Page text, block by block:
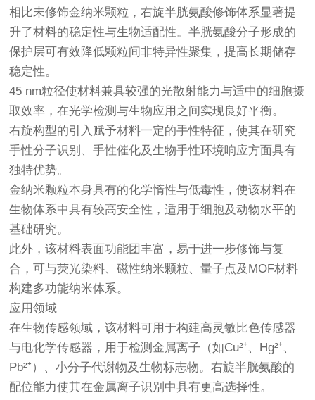
相比未修饰金纳米颗粒，右旋半胱氨酸修饰体系显著提
升了材料的稳定性与生物适配性。半胱氨酸分子形成的
保护层可有效降低颗粒间非特异性聚集，提高长期储存
稳定性。
45 nm粒径使材料兼具较强的光散射能力与适中的细胞摄
取效率，在光学检测与生物应用之间实现良好平衡。
右旋构型的引入赋予材料一定的手性特征，使其在研究
手性分子识别、手性催化及生物手性环境响应方面具有
独特优势。
金纳米颗粒本身具有的化学惰性与低毒性，使该材料在
生物体系中具有较高安全性，适用于细胞及动物水平的
基础研究。
此外，该材料表面功能团丰富，易于进一步修饰与复
合，可与荧光染料、磁性纳米颗粒、量子点及MOF材料
构建多功能纳米体系。
应用领域
在生物传感领域，该材料可用于构建高灵敏比色传感器
与电化学传感器，用于检测金属离子（如Cu²⁺、Hg²⁺、
Pb²⁺）、小分子代谢物及生物标志物。右旋半胱氨酸的
配位能力使其在金属离子识别中具有更高选择性。